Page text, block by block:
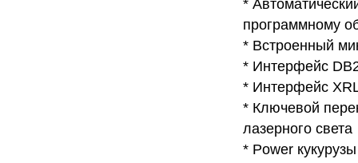
*
программному
* Встроенный
* Интерфейс
* Интерфейс
* Ключевой
лазерного света
* Power